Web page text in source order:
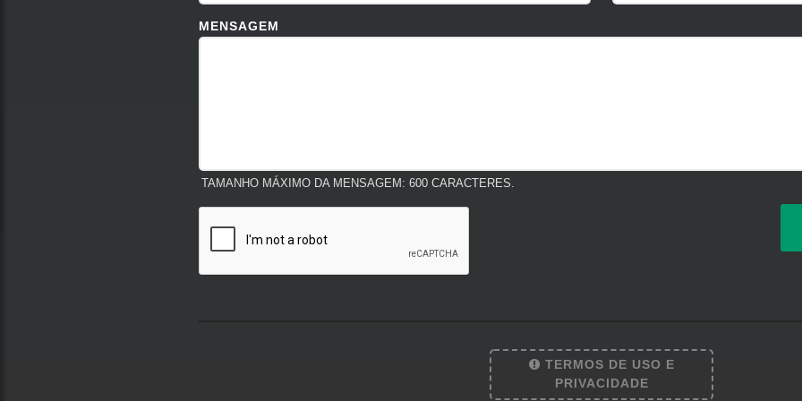
MENSAGEM
TAMANHO MÁXIMO DA MENSAGEM: 600 CARACTERES.
TERMOS DE USO E
PRIVACIDADE